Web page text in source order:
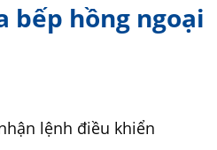
bếp hồng ngoại
lệnh điều khiển